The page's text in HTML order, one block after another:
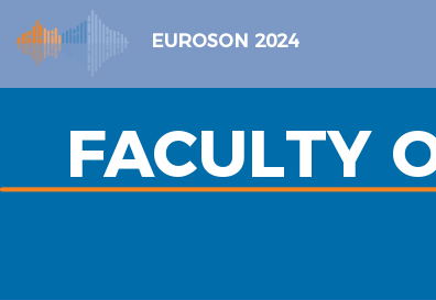
EUROSON 2024
FACULTY